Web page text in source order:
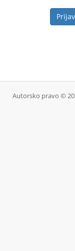
Autorsko pravo ©